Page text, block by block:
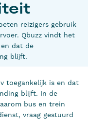
reizigers gebruik
Qbuzz vindt het
dat de
blijft.
toegankelijk is en dat
blijft. In de
bus en trein
vraag gestuurd